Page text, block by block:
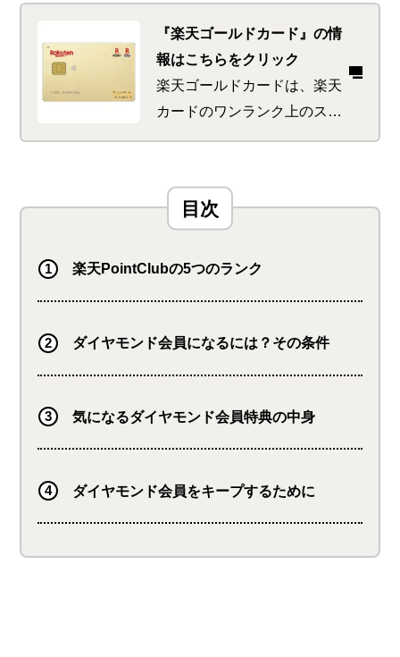
『楽天ゴールドカード』の情
報はこちらをクリック
楽天ゴールドカードは、楽天
カードのワンランク上のステ
ータスを持つクレジットカー
天カードよりもポイント高還
元、ETCカードの年会費が無
200万円など、年会費2,200円
います。
楽天PointClubの5つのランク
ダイヤモンド会員になるには？その条件
気になるダイヤモンド会員特典の中身
ダイヤモンド会員をキープするために